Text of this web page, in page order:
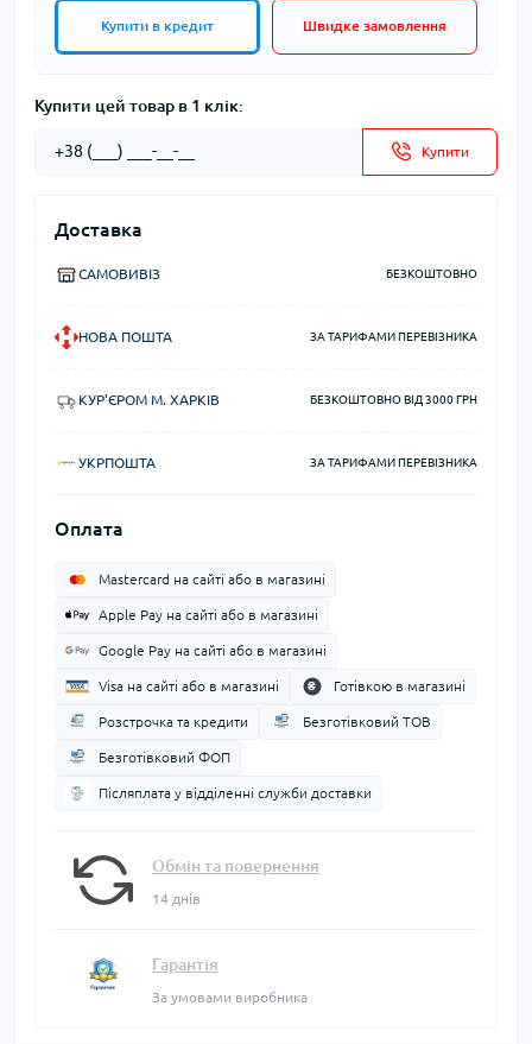
Купити в кредит Швидке замовлення
Купити цей товар в 1 клік:
Купити
Доставка
САМОВИВІЗ БЕЗКОШТОВНО
НОВА ПОШТА ЗА ТАРИФАМИ ПЕРЕВІЗНИКА
КУР'ЄРОМ М. ХАРКІВ БЕЗКОШТОВНО ВІД 3000 ГРН
УКРПОШТА ЗА ТАРИФАМИ ПЕРЕВІЗНИКА
Оплата
Mastercard на сайті або в магазині
Apple Pay на сайті або в магазині
Google Pay на сайті або в магазині
Visa на сайті або в магазині Готівкою в магазині
Розстрочка та кредити Безготівковий ТОВ
Безготівковий ФОП
Післяплата у відділенні служби доставки
Обмін та повернення
14 днів
Гарантія
За умовами виробника